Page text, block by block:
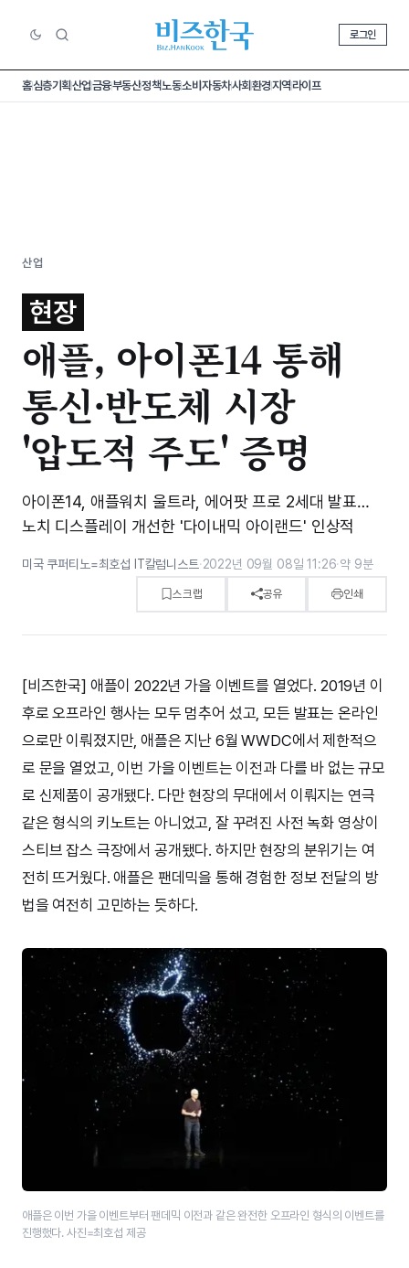
로그인
홈심층기획산업금융부동산정책노동소비 자동차사회환경지역라이프
산업
현장
애플, 아이폰14 통해
통신·반도체 시장
'압도적 주도' 증명
아이폰14, 애플워치 울트라, 에어팟 프로 2세대 발표…
노치 디스플레이 개선한 '다이내믹 아이랜드' 인상적
미국 쿠퍼티노=최호섭 IT칼럼니스트·2022년 09월 08일 11:26·약 9분
스크랩 공유 인쇄
[비즈한국] 애플이 2022년 가을 이벤트를 열었다. 2019년 이
후로 오프라인 행사는 모두 멈추어 섰고, 모든 발표는 온라인
으로만 이뤄졌지만, 애플은 지난 6월 WWDC에서 제한적으
로 문을 열었고, 이번 가을 이벤트는 이전과 다를 바 없는 규모
로 신제품이 공개됐다. 다만 현장의 무대에서 이뤄지는 연극
같은 형식의 키노트는 아니었고, 잘 꾸려진 사전 녹화 영상이
스티브 잡스 극장에서 공개됐다. 하지만 현장의 분위기는 여
전히 뜨거웠다. 애플은 팬데믹을 통해 경험한 정보 전달의 방
법을 여전히 고민하는 듯하다.
애플은 이번 가을 이벤트부터 팬데믹 이전과 같은 완전한 오프라인 형식의 이벤트를
진행했다. 사진=최호섭 제공